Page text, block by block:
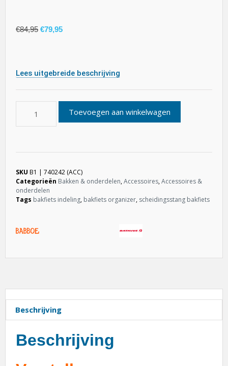
€84,95 €79,95
Lees uitgebreide beschrijving
Toevoegen aan winkelwagen
SKU B1 | 740242 (ACC)
Categorieën Bakken & onderdelen,Accessoires,Accessoires &
onderdelen
Tags bakfiets indeling, bakfiets organizer, scheidingsstang bakfiets
Beschrijving
Beschrijving